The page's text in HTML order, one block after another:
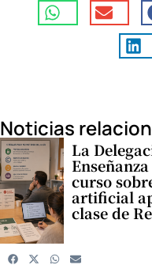
Noticias
La
curso
artificial
clase de